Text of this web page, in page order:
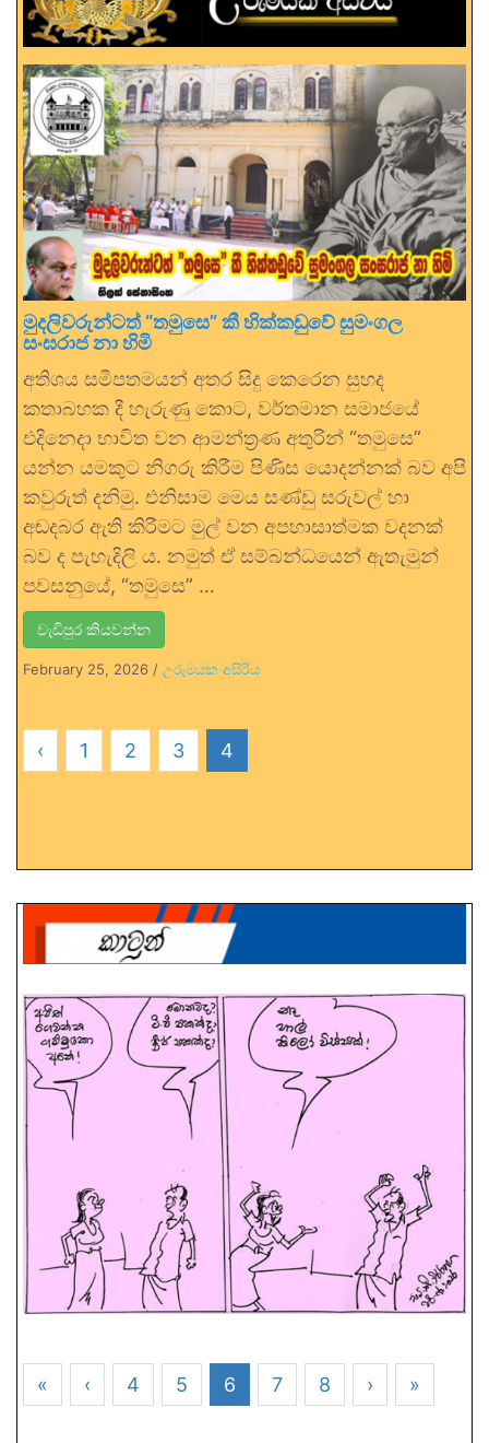
මුදලිවරුන්ටත් “තමුසෙ” කී හික්කඩුවේ සුමංගල
සංඝරාජ නා හිමි
අතිශය සමීපතමයන් අතර සිදු කෙරෙන සුහද
කතාබහක දී හැරුණු කොට, වර්තමාන සමාජයේ
එදිනෙදා භාවිත වන ආමන්ත්‍රණ අතුරින් “තමුසෙ”
යන්න යමකුට නිගරු කිරීම පිණිස යොදන්නක් බව අපි
කවුරුත් දනිමු. එනිසාම මෙය සණ්ඩු සරුවල් හා
අඬදබර ඇති කිරීමට මුල් වන අපහාසාත්මක වදනක්
බව ද පැහැදිලි ය. නමුත් ඒ සම්බන්ධයෙන් ඇතැමුන්
පවසනුයේ, “තමුසෙ” …
වැඩිපුර කියවන්න
February 25, 2026 / උරුමයක අසිරිය
‹ 1 2 3 4
« ‹ 4 5 6 7 8 › »